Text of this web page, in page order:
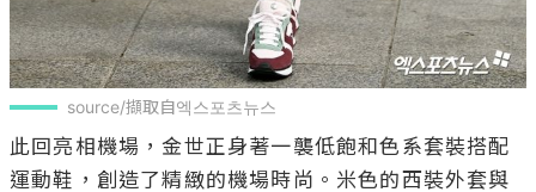
source/擷取自엑스포츠뉴스
此回亮相機場，金世正身著一襲低飽和色系套裝搭配
運動鞋，創造了精緻的機場時尚。米色的西裝外套與